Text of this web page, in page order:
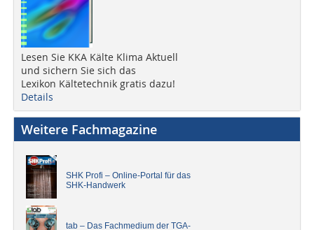
Lesen Sie KKA Kälte Klima Aktuell
und sichern Sie sich das
Lexikon Kältetechnik gratis dazu!
Details
Weitere Fachmagazine
SHK Profi – Online-Portal für das
SHK-Handwerk
tab – Das Fachmedium der TGA-